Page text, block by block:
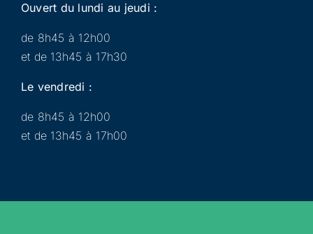
Ouvert du lundi au jeudi :
de 8h45 à 12h00
et de 13h45 à 17h30
Le vendredi :
de 8h45 à 12h00
et de 13h45 à 17h00